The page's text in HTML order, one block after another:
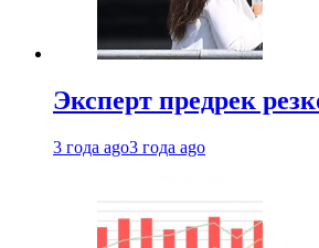
Эксперт предрек
3 года ago3 года ago